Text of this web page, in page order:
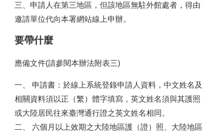
三、申請人在第三地區，但該地區無駐外館處者，得由
邀請單位代向本署網站線上申辦。
要帶什麼
應備文件(請參閱本辦法附表三)
一、 申請書：於線上系統登錄申請人資料，中文姓名及
相關資料須以正（繁）體字填寫，英文姓名須與其護照
或大陸居民往來臺灣通行證之英文姓名相同。
二、 六個月以上效期之大陸地區護（證）照、大陸地區